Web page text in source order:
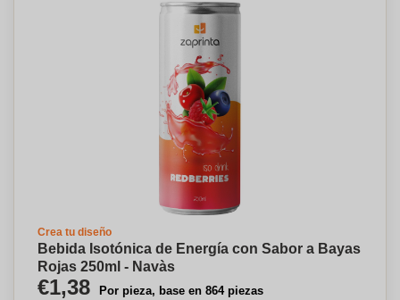
Crea tu diseño
Bebida Isotónica de Energía con Sabor a Bayas
Rojas 250ml - Navàs
€1,38 Por pieza, base en 864 piezas